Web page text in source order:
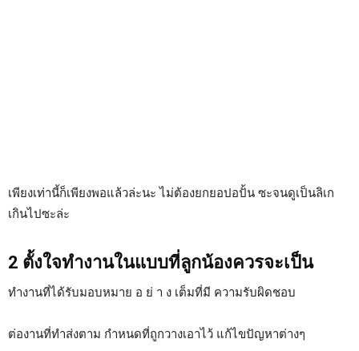
เพียงเท่านี้ก็เพียงพอแล้วล่ะนะ ไม่ต้องยกยอปอปั้น ซะจนดูเป็นลิเก
เกินไปซะล่ะ
2 ตั้งใจทำงานในแบบที่ลูกน้องควรจะเป็น
ทำงานที่ได้รับมอบหมาย อ ย่ า ง เต็มที่มี ความรับผิดชอบ
ต่องานที่ทำส่งตาม กำหนดที่ถูกวางเอาไว้ แก้ไขปัญหาต่างๆ